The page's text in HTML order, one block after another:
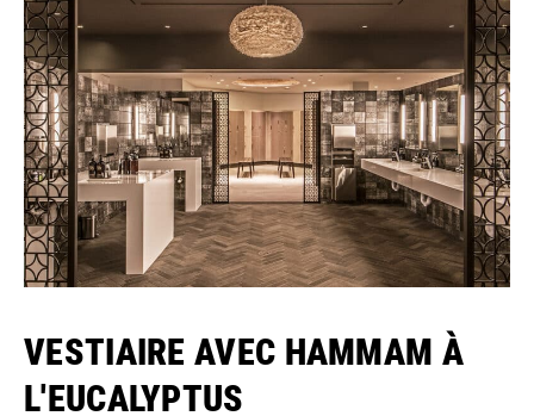
VESTIAIRE AVEC HAMMAM À
L'EUCALYPTUS